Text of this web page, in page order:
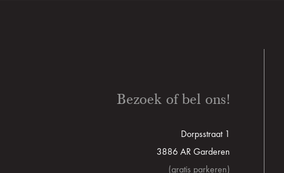
Bezoek of bel ons!
Dorpsstraat 1
3886 AR Garderen
(gratis parkeren)